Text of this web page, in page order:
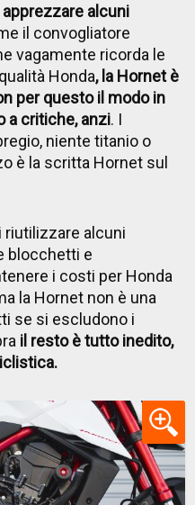
alcuni
il convogliatore
vagamente ricorda le
Honda, la Hornet è
per questo il modo in
a critiche, anzi. I
niente titanio o
è la scritta Hornet sul
riutilizzare alcuni
blocchetti e
i costi per Honda
la Hornet non è una
se si escludono i
il resto è tutto inedito,